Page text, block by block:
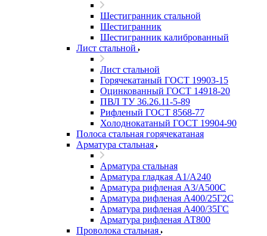
Шестигранник стальной
Шестигранник
Шестигранник калиброванный
Лист стальной
Лист стальной
Горячекатаный ГОСТ 19903-15
Оцинкованный ГОСТ 14918-20
ПВЛ ТУ 36.26.11-5-89
Рифленый ГОСТ 8568-77
Холоднокатаный ГОСТ 19904-90
Полоса стальная горячекатаная
Арматура стальная
Арматура стальная
Арматура гладкая А1/А240
Арматура рифленая А3/А500С
Арматура рифленая А400/25Г2С
Арматура рифленая А400/35ГС
Арматура рифленая АТ800
Проволока стальная